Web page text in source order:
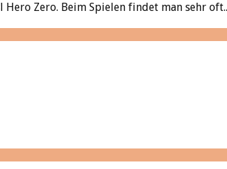
Zero. Beim Spielen findet man sehr